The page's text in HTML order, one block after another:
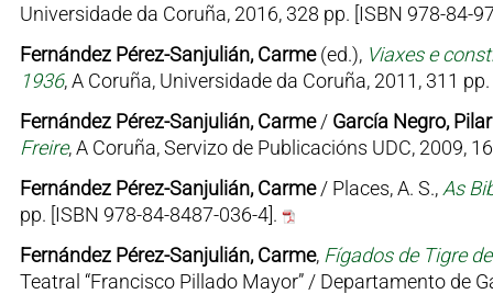
Universidade da Coruña, 2016, 328 pp. [ISBN 978-84-
Fernández Pérez-Sanjulián, Carme(ed.), Viaxes e
1936, A Coruña, Universidade da Coruña, 2011, 311
Fernández Pérez-Sanjulián, Carme/ García Negro, Pilar
Freire, A Coruña, Servizo de Publicacións UDC, 2009,
Fernández Pérez-Sanjulián, Carme/ Places, A. S., As
pp. [ISBN 978-84-8487-036-4].
Fernández Pérez-Sanjulián, Carme, Fígados de Tigre
Teatral “Francisco Pillado Mayor” / Departamento de